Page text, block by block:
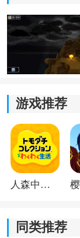
3、视角切换解
可以切换到其
被忽略的重要信
4、线索收集与整
背包系统简洁
需要合理联想
游戏推荐
人森中文版
同类推荐